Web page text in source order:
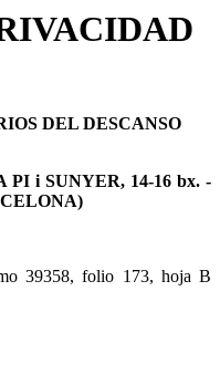
DEL DESCANSO
PI i SUNYER, 14-16 bx. -
39358, folio 173, hoja B